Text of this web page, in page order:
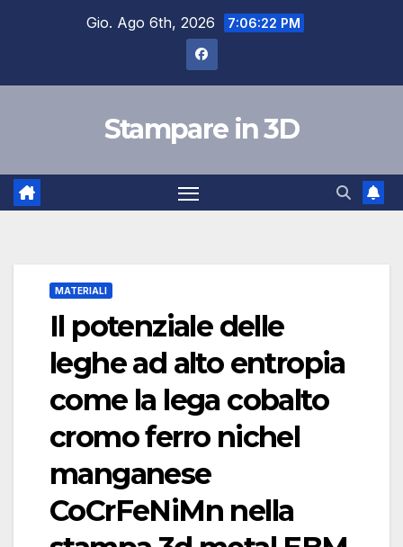
Gio. Ago 6th, 2026 7:06:23 PM
Stampare in 3D
MATERIALI
Il potenziale delle
leghe ad alto entropia
come la lega cobalto
cromo ferro nichel
manganese
CoCrFeNiMn nella